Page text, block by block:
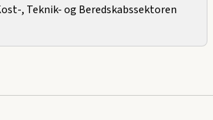
, Teknik- og Beredskabssektoren